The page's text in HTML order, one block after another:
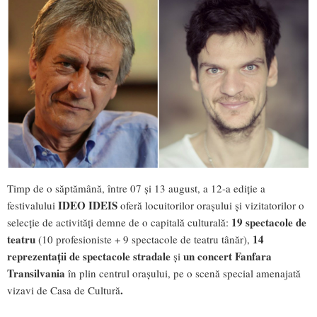
Timp de o săptămână, între 07 și 13 august, a 12-a ediție a
festivalului IDEO IDEIS oferă locuitorilor orașului și vizitatorilor o
selecție de activități demne de o capitală culturală: 19 spectacole de
teatru (10 profesioniste + 9 spectacole de teatru tânăr), 14
reprezentații de spectacole stradale și un concert Fanfara
Transilvania în plin centrul orașului, pe o scenă special amenajată
vizavi de Casa de Cultură.